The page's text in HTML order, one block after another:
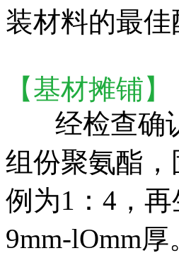
装材料的最
【基材摊铺】
经检查确
组份聚氨酯
例为1：4，
9mm-lOmm厚